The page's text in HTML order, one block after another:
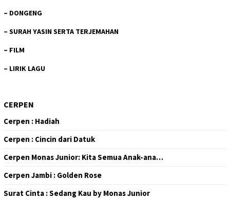
– DONGENG
– SURAH YASIN SERTA TERJEMAHAN
– FILM
– LIRIK LAGU
CERPEN
Cerpen : Hadiah
Cerpen : Cincin dari Datuk
Cerpen Monas Junior: Kita Semua Anak-ana…
Cerpen Jambi : Golden Rose
Surat Cinta : Sedang Kau by Monas Junior